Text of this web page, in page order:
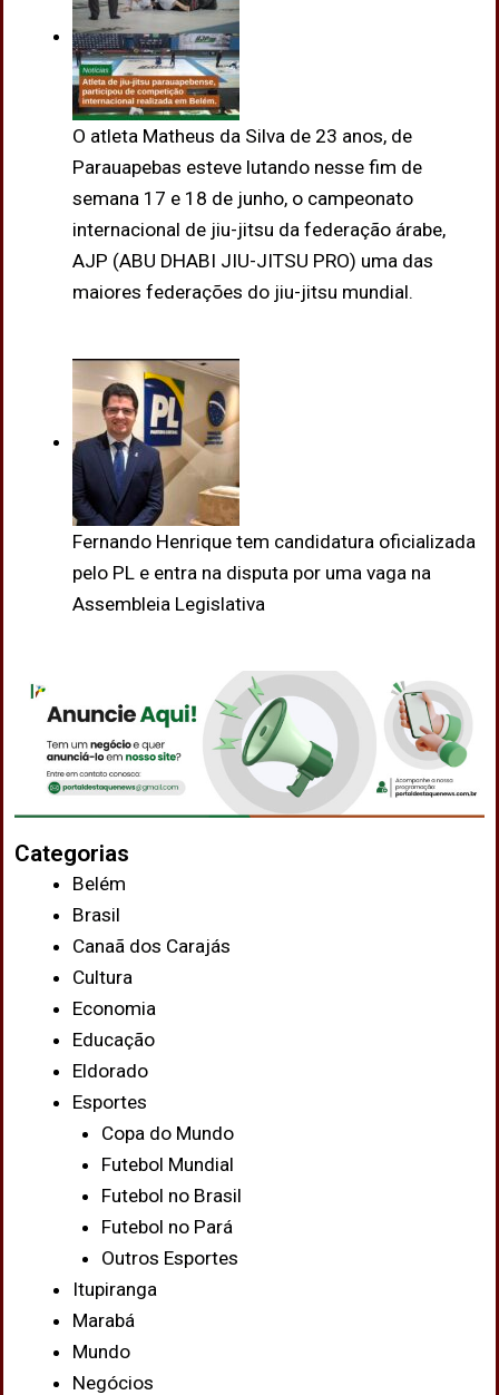
O atleta Matheus da Silva de 23 anos, de
Parauapebas esteve lutando nesse fim de
semana 17 e 18 de junho, o campeonato
internacional de jiu-jitsu da federação árabe,
AJP (ABU DHABI JIU-JITSU PRO) uma das
maiores federações do jiu-jitsu mundial.
Fernando Henrique tem candidatura oficializada
pelo PL e entra na disputa por uma vaga na
Assembleia Legislativa
Categorias
Belém
Brasil
Canaã dos Carajás
Cultura
Economia
Educação
Eldorado
Esportes
Copa do Mundo
Futebol Mundial
Futebol no Brasil
Futebol no Pará
Outros Esportes
Itupiranga
Marabá
Mundo
Negócios